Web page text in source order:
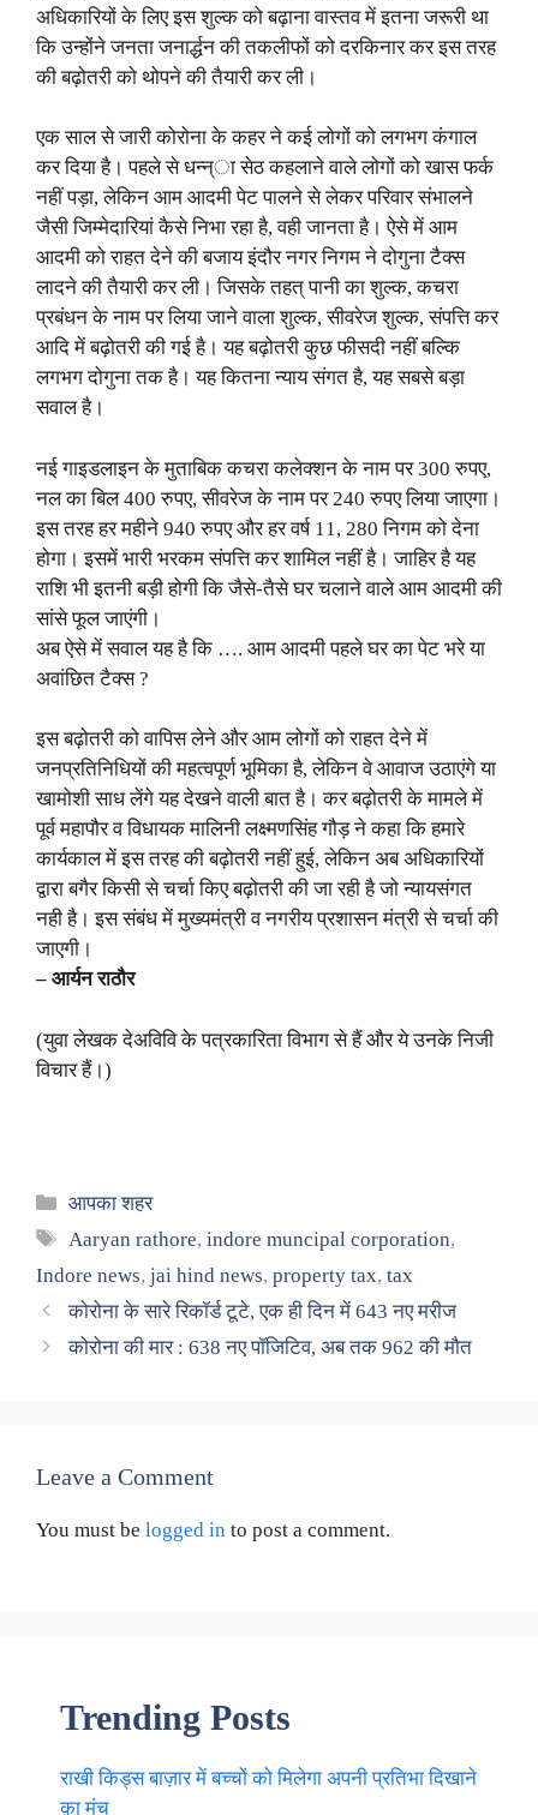
अधिकारियों के लिए इस शुल्क को बढ़ाना वास्तव में इतना जरूरी था
कि उन्होंने जनता जनार्द्धन की तकलीफों को दरकिनार कर इस तरह
की बढ़ोतरी को थोपने की तैयारी कर ली।
एक साल से जारी कोरोना के कहर ने कई लोगों को लगभग कंगाल
कर दिया है। पहले से धन्न्ा सेठ कहलाने वाले लोगों को खास फर्क
नहीं पड़ा, लेकिन आम आदमी पेट पालने से लेकर परिवार संभालने
जैसी जिम्मेदारियां कैसे निभा रहा है, वही जानता है। ऐसे में आम
आदमी को राहत देने की बजाय इंदौर नगर निगम ने दोगुना टैक्स
लादने की तैयारी कर ली। जिसके तहत् पानी का शुल्क, कचरा
प्रबंधन के नाम पर लिया जाने वाला शुल्क, सीवरेज शुल्क, संपत्ति कर
आदि में बढ़ोतरी की गई है। यह बढ़ोतरी कुछ फीसदी नहीं बल्कि
लगभग दोगुना तक है। यह कितना न्याय संगत है, यह सबसे बड़ा
सवाल है।
नई गाइडलाइन के मुताबिक कचरा कलेक्शन के नाम पर 300 रुपए,
नल का बिल 400 रुपए, सीवरेज के नाम पर 240 रुपए लिया जाएगा।
इस तरह हर महीने 940 रुपए और हर वर्ष 11, 280 निगम को देना
होगा। इसमें भारी भरकम संपत्ति कर शामिल नहीं है। जाहिर है यह
राशि भी इतनी बड़ी होगी कि जैसे-तैसे घर चलाने वाले आम आदमी की
सांसे फूल जाएंगी।
अब ऐसे में सवाल यह है कि …. आम आदमी पहले घर का पेट भरे या
अवांछित टैक्स ?
इस बढ़ोतरी को वापिस लेने और आम लोगों को राहत देने में
जनप्रतिनिधियों की महत्वपूर्ण भूमिका है, लेकिन वे आवाज उठाएंगे या
खामोशी साध लेंगे यह देखने वाली बात है। कर बढ़ोतरी के मामले में
पूर्व महापौर व विधायक मालिनी लक्ष्मणसिंह गौड़ ने कहा कि हमारे
कार्यकाल में इस तरह की बढ़ोतरी नहीं हुई, लेकिन अब अधिकारियों
द्वारा बगैर किसी से चर्चा किए बढ़ोतरी की जा रही है जो न्यायसंगत
नही है। इस संबंध में मुख्यमंत्री व नगरीय प्रशासन मंत्री से चर्चा की
जाएगी।
– आर्यन राठौर
(युवा लेखक देअविवि के पत्रकारिता विभाग से हैं और ये उनके निजी
विचार हैं।)
Categories
आपका शहर
Tags
Aaryan rathore,indore muncipal corporation,
Indore news, jai hind news, property tax, tax
कोरोना के सारे रिकॉर्ड टूटे, एक ही दिन में 643 नए मरीज
कोरोना की मार : 638 नए पॉजिटिव, अब तक 962 की मौत
Leave a Comment
You must be logged in to post a comment.
Trending Posts
राखी किड्स बाज़ार में बच्चों को मिलेगा अपनी प्रतिभा दिखाने
का मंच